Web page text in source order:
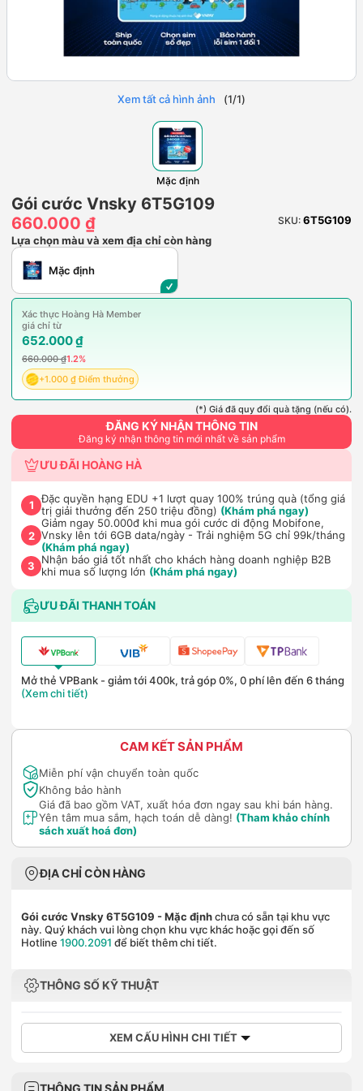
Xem tất cả hình ảnh (1/1)
Mặc định
Gói cước Vnsky 6T5G109
660.000 ₫
SKU: 6T5G109
Lựa chọn màu và xem địa chỉ còn hàng
Mặc định
Xác thực Hoàng Hà Member
giá chỉ từ
652.000 ₫
660.000 ₫1.2%
+1.000 ₫ Điểm thưởng
(*) Giá đã quy đổi quà tặng (nếu có).
ĐĂNG KÝ NHẬN THÔNG TIN
Đăng ký nhận thông tin mới nhất về sản phẩm
ƯU ĐÃI HOÀNG HÀ
1
Đặc quyền hạng EDU +1 lượt quay 100% trúng quà (tổng giá
trị giải thưởng đến 250 triệu đồng) (Khám phá ngay)
2
Giảm ngay 50.000đ khi mua gói cước di động Mobifone,
Vnsky lên tới 6GB data/ngày - Trải nghiệm 5G chỉ 99k/tháng
(Khám phá ngay)
3
Nhận báo giá tốt nhất cho khách hàng doanh nghiệp B2B
khi mua số lượng lớn (Khám phá ngay)
ƯU ĐÃI THANH TOÁN
Mở thẻ VPBank - giảm tới 400k, trả góp 0%, 0 phí lên đến 6 tháng
(Xem chi tiết)
CAM KẾT SẢN PHẨM
Miễn phí vận chuyển toàn quốc
Không bảo hành
Giá đã bao gồm VAT, xuất hóa đơn ngay sau khi bán hàng.
Yên tâm mua sắm, hạch toán dễ dàng! (Tham khảo chính
sách xuất hoá đơn)
ĐỊA CHỈ CÒN HÀNG
Gói cước Vnsky 6T5G109 - Mặc địnhchưa có sẵn tại khu vực
này. Quý khách vui lòng chọn khu vực khác hoặc gọi đến số
Hotline 1900.2091 để biết thêm chi tiết.
THÔNG SỐ KỸ THUẬT
XEM CẤU HÌNH CHI TIẾT
THÔNG TIN SẢN PHẨM